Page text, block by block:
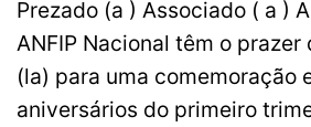
Prezado (a ) Associado ( a )
ANFIP Nacional têm o
(la) para uma comemoração
aniversários do primeiro